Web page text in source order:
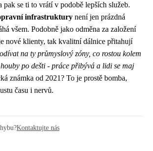
pak se ti to vrátí v podobě lepších služeb.
infrastruktury není jen prázdná
všem. Podobně jako odměna za založení
nové klienty, tak kvalitní dálnice přitahují
na ty průmyslový zóny, co rostou kolem
po dešti - práce přibývá a lidi se maj
známka od 2021? To je prostě bomba,
času i nervů.
Kontaktujte nás